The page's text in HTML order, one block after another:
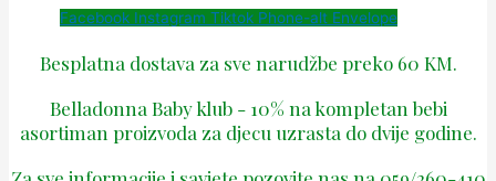
Facebook Instagram Tiktok Phone-alt Envelope
Besplatna dostava za sve narudžbe preko 60 KM.
Belladonna Baby klub - 10% na kompletan bebi
asortiman proizvoda za djecu uzrasta do dvije godine.